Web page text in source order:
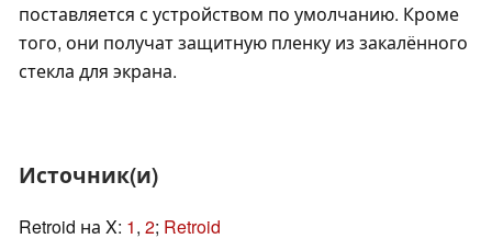
поставляется с устройством по умолчанию. Кроме
того, они получат защитную пленку из закалённого
стекла для экрана.
Источник(и)
Retroid на X: 1, 2; Retroid